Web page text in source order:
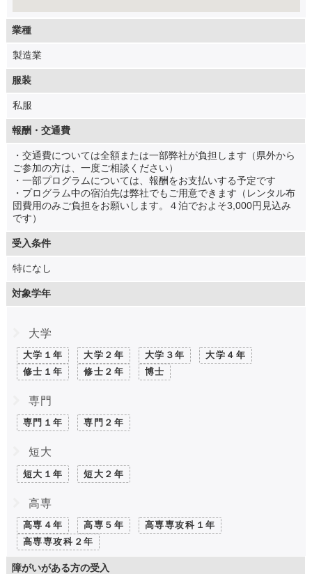
業種
製造業
服装
私服
報酬・交通費
・交通費については全額または一部弊社が負担します（県外から
ご参加の方は、一度ご相談ください）
・一部プログラムについては、報酬をお支払いする予定です
・プログラム中の宿泊先は弊社でもご用意できます（レンタル布
団費用のみご負担をお願いします。４泊でおよそ3,000円見込み
です）
受入条件
特になし
対象学年
大学
大学１年 大学２年 大学３年
大学４年
修士１年
修士２年 博士
専門
専門１年 専門２年
短大
短大１年 短大２年
高専
高専４年 高専５年
高専専攻科１年
高専専攻科２年
障がいがある方の受入